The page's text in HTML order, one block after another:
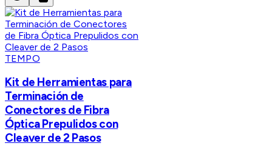
TEMPO
Kit de Herramientas para
Terminación de
Conectores de Fibra
Óptica Prepulidos con
Cleaver de 2 Pasos